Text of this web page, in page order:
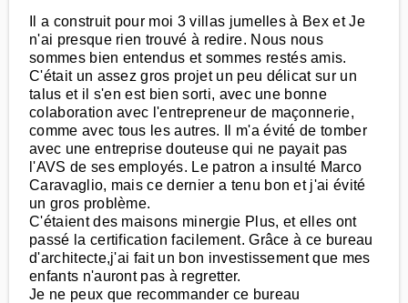
Il a construit pour moi 3 villas jumelles à Bex et Je
n'ai presque rien trouvé à redire. Nous nous
sommes bien entendus et sommes restés amis.
C'était un assez gros projet un peu délicat sur un
talus et il s'en est bien sorti, avec une bonne
colaboration avec l'entrepreneur de maçonnerie,
comme avec tous les autres. Il m'a évité de tomber
avec une entreprise douteuse qui ne payait pas
l'AVS de ses employés. Le patron a insulté Marco
Caravaglio, mais ce dernier a tenu bon et j'ai évité
un gros problème.
C'étaient des maisons minergie Plus, et elles ont
passé la certification facilement. Grâce à ce bureau
d'architecte,j'ai fait un bon investissement que mes
enfants n'auront pas à regretter.
Je ne peux que recommander ce bureau